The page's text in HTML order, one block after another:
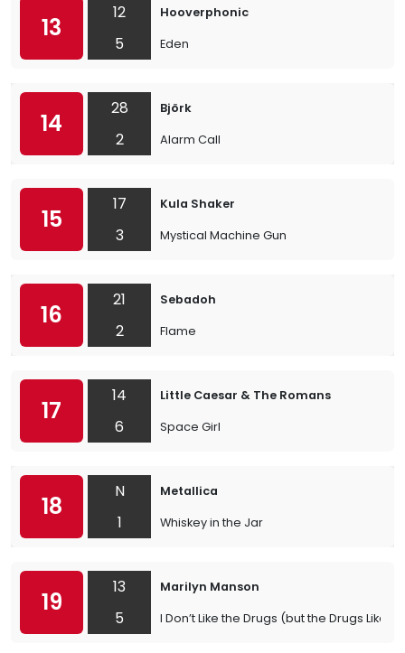
13
12
5
Hooverphonic
Eden
14
28
2
Björk
Alarm Call
15
17
3
Kula Shaker
Mystical Machine Gun
16
21
2
Sebadoh
Flame
17
14
6
Little Caesar & The Romans
Space Girl
18
N
1
Metallica
Whiskey in the Jar
19
13
5
Marilyn Manson
I Don’t Like the Drugs (but the Drugs Like